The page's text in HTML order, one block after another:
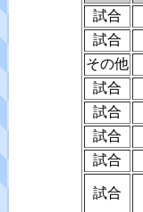
試合
試合
その他
試合
試合
試合
試合
試合